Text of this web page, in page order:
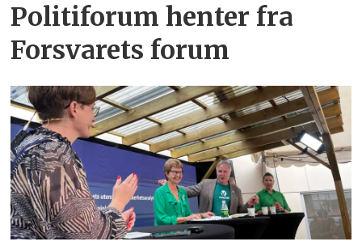
Politiforum henter fra
Forsvarets forum